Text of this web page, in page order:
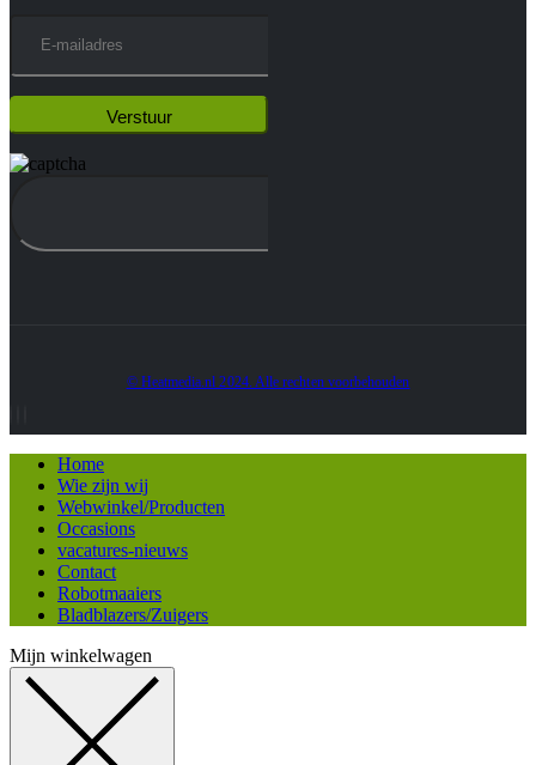
© Heatmedia.nl 2024. Alle rechten voorbehouden
Home
Wie zijn wij
Webwinkel/Producten
Occasions
vacatures-nieuws
Contact
Robotmaaiers
Bladblazers/Zuigers
Mijn winkelwagen